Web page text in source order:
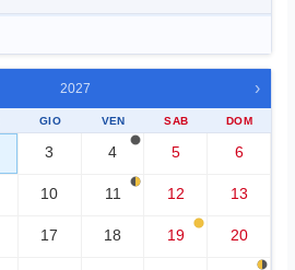
2027 ›
GIO VEN SAB DOM
3 4 5 6
10 11 12 13
17 18 19 20